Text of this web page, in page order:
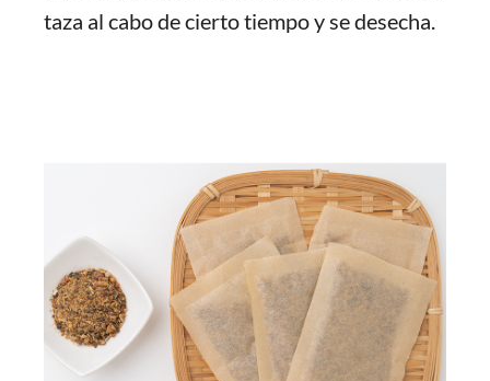
taza al cabo de cierto tiempo y se desecha.